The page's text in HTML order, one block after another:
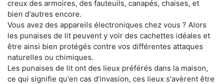
creux des armoires, des fauteuils, canapés, chaises, et
bien d'autres encore.
Vous avez des appareils électroniques chez vous ? Alors
les punaises de lit peuvent y voir des cachettes idéales et
être ainsi bien protégés contre vos différentes attaques
naturelles ou chimiques.
Les punaises de lit ont des lieux préférés dans la maison,
ce qui signifie qu'en cas d'invasion, ces lieux s'avèrent être